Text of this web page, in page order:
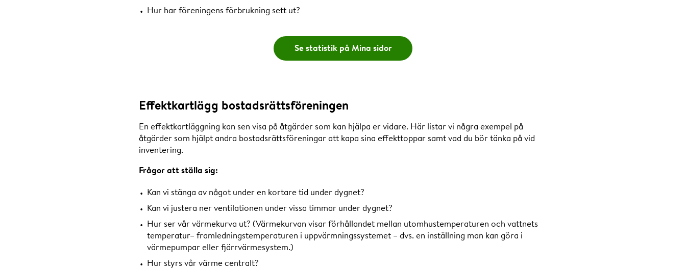
Hur har föreningens förbrukning sett ut?
Se statistik på Mina sidor
Effektkartlägg bostadsrättsföreningen
En effektkartläggning kan sen visa på åtgärder som kan hjälpa er vidare. Här listar vi några exempel på
åtgärder som hjälpt andra bostadsrättsföreningar att kapa sina effekttoppar samt vad du bör tänka på vid
inventering.
Frågor att ställa sig:
Kan vi stänga av något under en kortare tid under dygnet?
Kan vi justera ner ventilationen under vissa timmar under dygnet?
Hur ser vår värmekurva ut? (Värmekurvan visar förhållandet mellan utomhustemperaturen och vattnets
temperatur– framledningstemperaturen i uppvärmningssystemet – dvs. en inställning man kan göra i
värmepumpar eller fjärrvärmesystem.)
Hur styrs vår värme centralt?